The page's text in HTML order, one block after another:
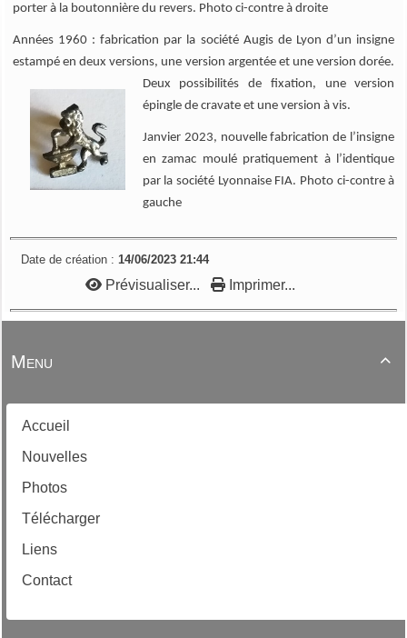

Menu
Accueil
Nouvelles
Photos
Télécharger
Liens
Contact
porter à la boutonnière du revers. Photo ci-contre à droite
Années 1960 : fabrication par la société Augis de Lyon d’un insigne
estampé en deux versions, une version argentée et une version dorée.
Deux possibilités de fixation, une version
épingle de cravate et une version à vis.
Janvier 2023, nouvelle fabrication de l’insigne
en zamac moulé pratiquement à l’identique
par la société Lyonnaise FIA. Photo ci-contre à
gauche
Date de création : 14/06/2023 21:44
Prévisualiser... Imprimer...